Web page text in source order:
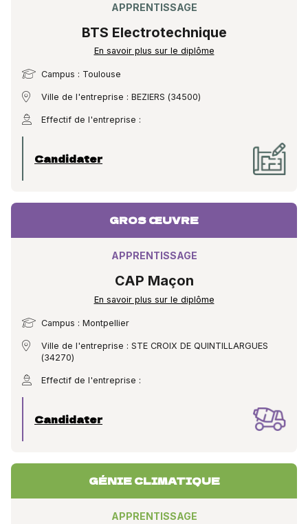
APPRENTISSAGE
BTS Electrotechnique
En savoir plus sur le diplôme
Campus : Toulouse
Ville de l'entreprise : BEZIERS (34500)
Effectif de l'entreprise :
Candidater
GROS ŒUVRE
APPRENTISSAGE
CAP Maçon
En savoir plus sur le diplôme
Campus : Montpellier
Ville de l'entreprise : STE CROIX DE QUINTILLARGUES
(34270)
Effectif de l'entreprise :
Candidater
GÉNIE CLIMATIQUE
APPRENTISSAGE